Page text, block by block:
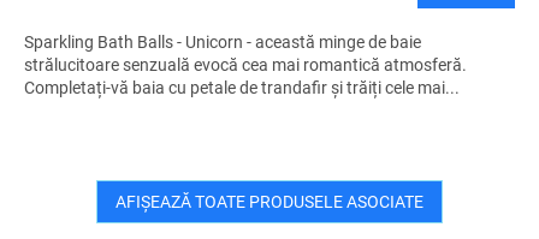
Sparkling Bath Balls - Unicorn - această minge de baie
strălucitoare senzuală evocă cea mai romantică atmosferă.
Completați-vă baia cu petale de trandafir și trăiți cele mai...
AFIŞEAZĂ TOATE PRODUSELE ASOCIATE